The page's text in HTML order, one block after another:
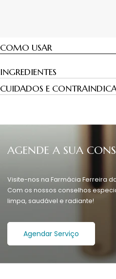
COMO USAR
INGREDIENTES
CUIDADOS E
AGENDE A SUA
Visite-nos na Farmácia Ferreira
Com os nossos conselhos
limpa, saudável e radiante!
Agendar Serviço